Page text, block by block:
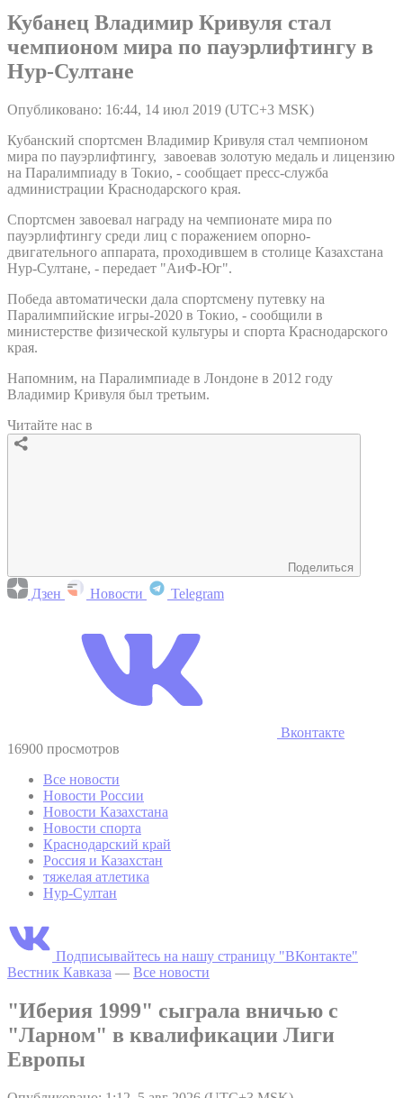
Кубанец Владимир Кривуля стал
чемпионом мира по пауэрлифтингу в
Нур-Султане
Опубликовано: 16:44, 14 июл 2019 (UTC+3 MSK)
Кубанский спортсмен Владимир Кривуля стал чемпионом
мира по пауэрлифтингу, завоевав золотую медаль и лицензию
на Паралимпиаду в Токио, - сообщает пресс-служба
администрации Краснодарского края.
Спортсмен завоевал награду на чемпионате мира по
пауэрлифтингу среди лиц с поражением опорно-
двигательного аппарата, проходившем в столице Казахстана
Нур-Султане, - передает "АиФ-Юг".
Победа автоматически дала спортсмену путевку на
Паралимпийские игры-2020 в Токио, - сообщили в
министерстве физической культуры и спорта Краснодарского
края.
Напомним, на Паралимпиаде в Лондоне в 2012 году
Владимир Кривуля был третьим.
Читайте нас в
Поделиться
Дзен Новости Telegram
Вконтакте
16900 просмотров
Все новости
Новости России
Новости Казахстана
Новости спорта
Краснодарский край
Россия и Казахстан
тяжелая атлетика
Нур-Султан
Подписывайтесь на нашу страницу "ВКонтакте"
Вестник Кавказа — Все новости
"Иберия 1999" сыграла вничью с
"Ларном" в квалификации Лиги
Европы